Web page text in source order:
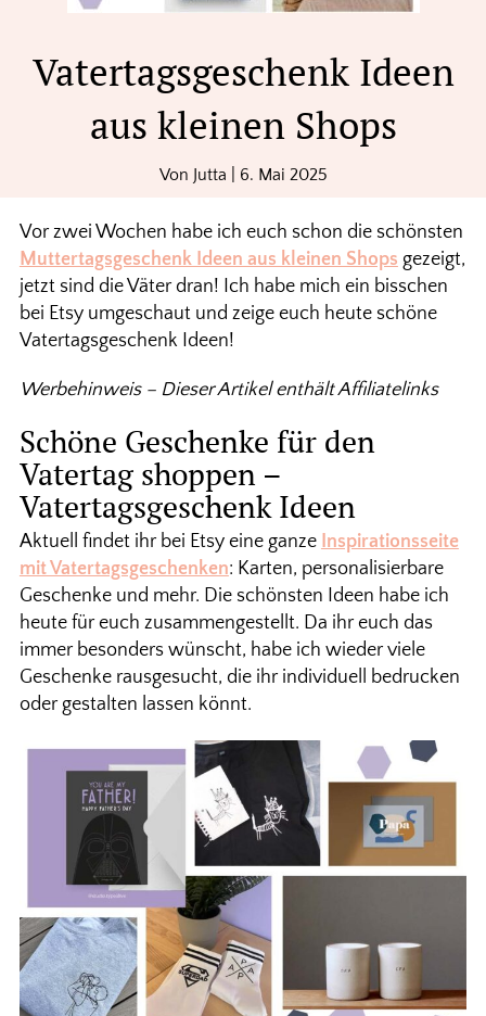
Vatertagsgeschenk Ideen
aus kleinen Shops
Von Jutta 6. Mai 2025
Vor zwei Wochen habe ich euch schon die schönsten
Muttertagsgeschenk Ideen aus kleinen Shops gezeigt,
jetzt sind die Väter dran! Ich habe mich ein bisschen
bei Etsy umgeschaut und zeige euch heute schöne
Vatertagsgeschenk Ideen!
Werbehinweis – Dieser Artikel enthält Affiliatelinks
Schöne Geschenke für den
Vatertag shoppen –
Vatertagsgeschenk Ideen
Aktuell findet ihr bei Etsy eine ganze Inspirationsseite
mit Vatertagsgeschenken: Karten, personalisierbare
Geschenke und mehr. Die schönsten Ideen habe ich
heute für euch zusammengestellt. Da ihr euch das
immer besonders wünscht, habe ich wieder viele
Geschenke rausgesucht, die ihr individuell bedrucken
oder gestalten lassen könnt.